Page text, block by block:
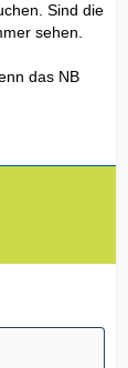
Sind die
sehen.
das NB